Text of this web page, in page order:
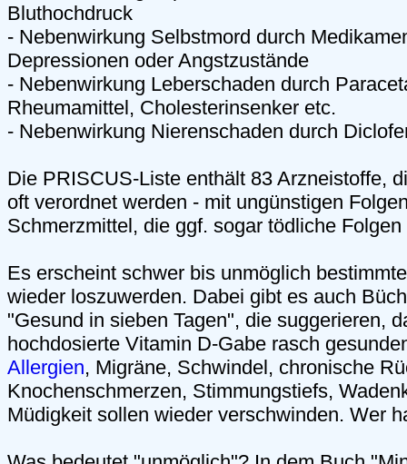
Bluthochdruck
- Nebenwirkung Selbstmord durch
Depressionen oder Angstzustände
- Nebenwirkung Leberschaden durch
Rheumamittel, Cholesterinsenker etc.
- Nebenwirkung Nierenschaden durch
Die PRISCUS-Liste enthält 83 Arzneistoffe,
oft verordnet werden - mit ungünstigen
Schmerzmittel, die ggf. sogar tödliche
Es erscheint schwer bis unmöglich
wieder loszuwerden. Dabei gibt es auch
"Gesund in sieben Tagen", die suggerieren,
hochdosierte Vitamin D-Gabe rasch
Allergien, Migräne, Schwindel, chronische
Knochenschmerzen, Stimmungstiefs,
Müdigkeit sollen wieder verschwinden. Wer